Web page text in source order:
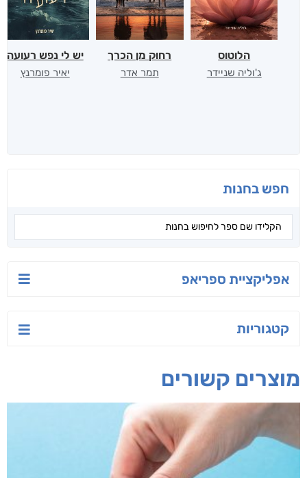
חפש בחנות
אפליקציית ספריאפ
קטגוריות
הלוטוס
ג'וליה שניידר
רחוק מן הכרך
תמר אדר
יש לי נפש רעועה
יאיר פומרנץ
מוצרים קשורים